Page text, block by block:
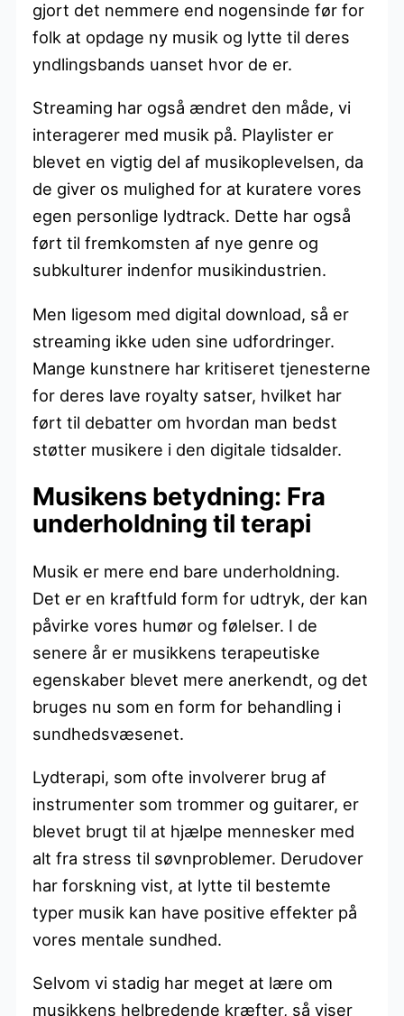
gjort det nemmere end nogensinde før for
folk at opdage ny musik og lytte til deres
yndlingsbands uanset hvor de er.
Streaming har også ændret den måde, vi
interagerer med musik på. Playlister er
blevet en vigtig del af musikoplevelsen, da
de giver os mulighed for at kuratere vores
egen personlige lydtrack. Dette har også
ført til fremkomsten af nye genre og
subkulturer indenfor musikindustrien.
Men ligesom med digital download, så er
streaming ikke uden sine udfordringer.
Mange kunstnere har kritiseret tjenesterne
for deres lave royalty satser, hvilket har
ført til debatter om hvordan man bedst
støtter musikere i den digitale tidsalder.
Musikens betydning: Fra
underholdning til terapi
Musik er mere end bare underholdning.
Det er en kraftfuld form for udtryk, der kan
påvirke vores humør og følelser. I de
senere år er musikkens terapeutiske
egenskaber blevet mere anerkendt, og det
bruges nu som en form for behandling i
sundhedsvæsenet.
Lydterapi, som ofte involverer brug af
instrumenter som trommer og guitarer, er
blevet brugt til at hjælpe mennesker med
alt fra stress til søvnproblemer. Derudover
har forskning vist, at lytte til bestemte
typer musik kan have positive effekter på
vores mentale sundhed.
Selvom vi stadig har meget at lære om
musikkens helbredende kræfter, så viser